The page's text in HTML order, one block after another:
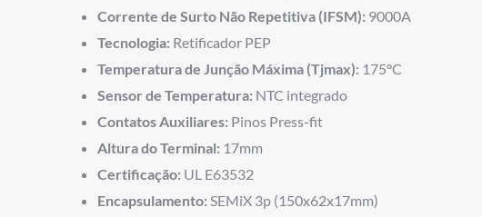
Corrente de Surto Não Repetitiva (IFSM): 9000A
Tecnologia: Retificador PEP
Temperatura de Junção Máxima (Tjmax): 175°C
Sensor de Temperatura: NTC integrado
Contatos Auxiliares: Pinos Press-fit
Altura do Terminal: 17mm
Certificação: UL E63532
Encapsulamento: SEMiX 3p (150x62x17mm)